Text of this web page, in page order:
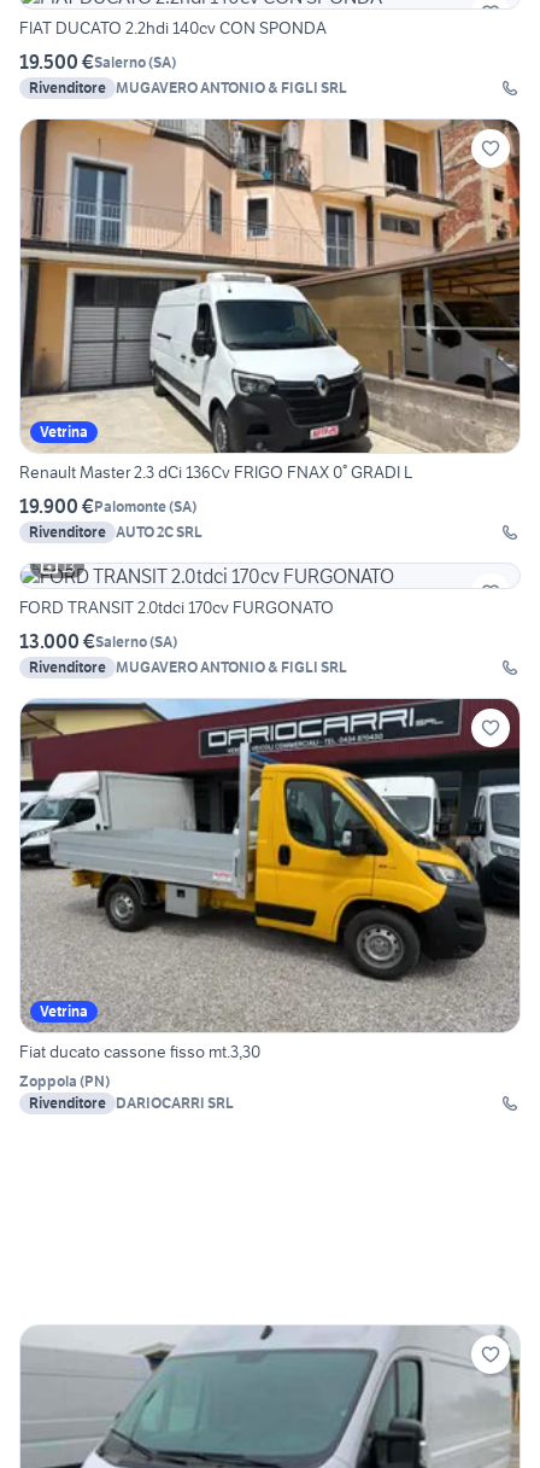
FIAT DUCATO 2.2hdi 140cv CON SPONDA
19.500 €Salerno(SA)
Rivenditore MUGAVERO ANTONIO & FIGLI SRL
Vetrina
Renault Master 2.3 dCi 136Cv FRIGO FNAX 0° GRADI L
19.900 €Palomonte(SA)
Rivenditore AUTO 2C SRL
13
FORD TRANSIT 2.0tdci 170cv FURGONATO
13.000 €Salerno(SA)
Rivenditore MUGAVERO ANTONIO & FIGLI SRL
Vetrina
Fiat ducato cassone fisso mt.3,30
Zoppola (PN)
Rivenditore DARIOCARRI SRL